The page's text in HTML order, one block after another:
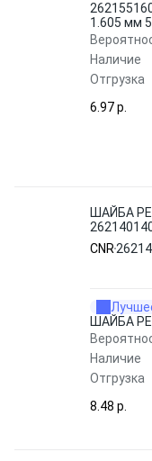
1.605 мм
Наличие
Отгрузка
6.97 p.
ШАЙБА
CNR
ШАЙБА
Наличие
Отгрузка
8.48 p.